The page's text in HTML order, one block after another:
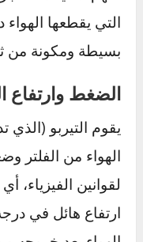
كيف يعمل
مبسط
لفهم أهمية هذا
التي يقطعها الهواء
بسيطة ومكونة من
الضغط وارتفاع